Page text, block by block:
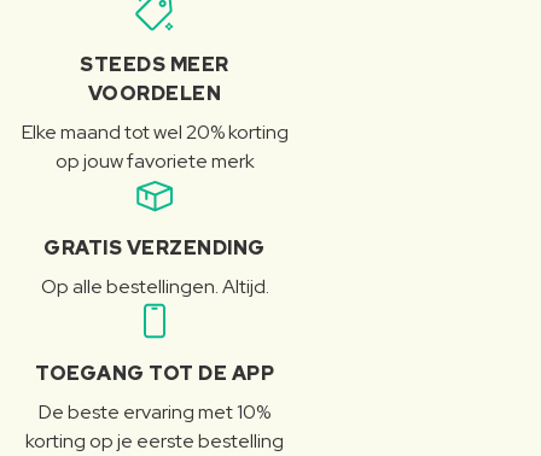
STEEDS MEER
VOORDELEN
Elke maand tot wel 20% korting
op jouw favoriete merk
GRATIS VERZENDING
Op alle bestellingen. Altijd.
TOEGANG TOT DE APP
De beste ervaring met 10%
korting op je eerste bestelling